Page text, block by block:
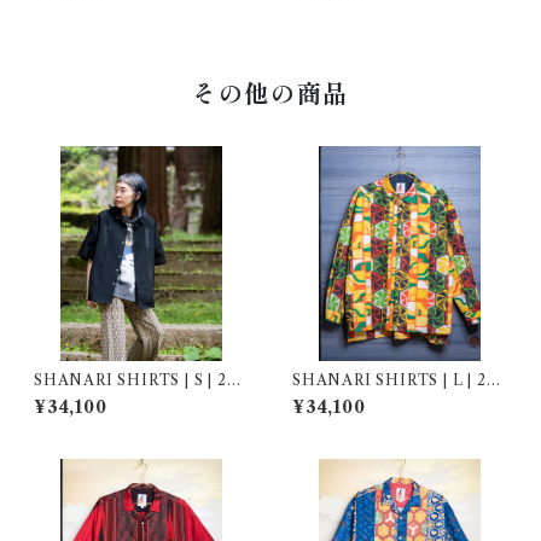
その他の商品
SHANARI SHIRTS | S | 264
032
¥34,100
SHANARI SHIRTS | L | 261
042
¥34,100